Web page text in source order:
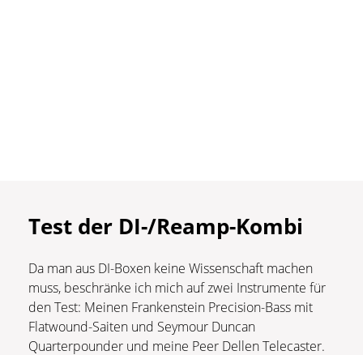
Test der DI-/Reamp-Kombi
Da man aus DI-Boxen keine Wissenschaft machen
muss, beschränke ich mich auf zwei Instrumente für
den Test: Meinen Frankenstein Precision-Bass mit
Flatwound-Saiten und Seymour Duncan
Quarterpounder und meine Peer Dellen Telecaster.